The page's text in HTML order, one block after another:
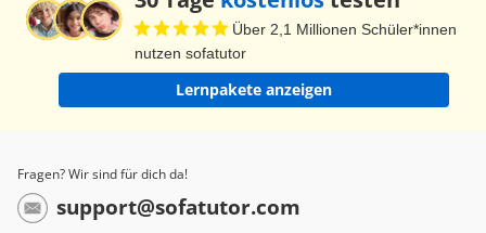
Über 2,1 Millionen Schüler*innen
nutzen sofatutor
Lernpakete anzeigen
Fragen? Wir sind für dich da!
support@sofatutor.com